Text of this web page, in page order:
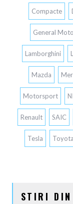
Compacte
General
Lamborghini
Mazda
Motorsport
Renault SAIC
Tesla Toyota
STIRI